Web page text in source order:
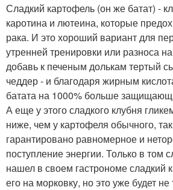
Сладкий картофель (он же батат) -
каротина и лютеина, которые
рака. И это хороший вариант для
утренней тренировки или разноса
добавь к печеным долькам тертый
чеддер - и благодаря жирным
батата на 1000% больше
А еще у этого сладкого клубня
ниже, чем у картофеля обычного,
гарантировано равномерное и
поступление энергии. Только в том
нашел в своем гастрономе сладкий
его на морковку, но это уже будет не